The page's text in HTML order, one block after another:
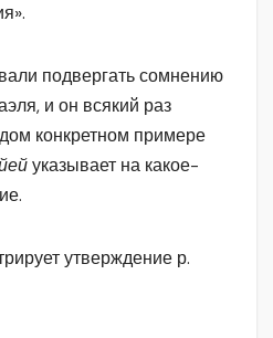
подвергать сомнению
и он всякий раз
конкретном примере
указывает на какое-
утверждение р.